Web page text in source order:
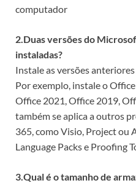
computador
2.Duas versões do
instaladas?
Instale as versões
Por exemplo, instale o
Office 2021, Office 2019,
também se aplica a outros
365, como Visio, Project ou
Language Packs e Proofing
3.Qual é o tamanho de